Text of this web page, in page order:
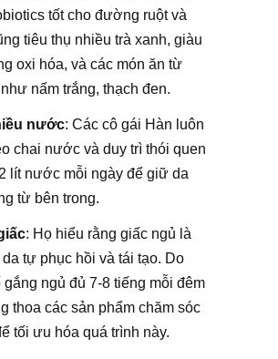
tốt cho đường ruột và
tiêu thụ nhiều trà xanh, giàu
oxi hóa, và các món ăn từ
nấm trắng, thạch đen.
nước: Các cô gái Hàn luôn
chai nước và duy trì thói quen
lít nước mỗi ngày để giữ da
từ bên trong.
: Họ hiểu rằng giấc ngủ là
tự phục hồi và tái tạo. Do
gắng ngủ đủ 7-8 tiếng mỗi đêm
thoa các sản phẩm chăm sóc
tối ưu hóa quá trình này.